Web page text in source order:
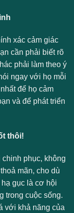
xác cảm giác
cần phải biết rõ
phải làm theo ý
ngay với họ mỗi
để họ cảm
và để phát triển
thôi!
phục, không
mãn, cho dù
gục là cơ hội
trong cuộc sống.
với khả năng của